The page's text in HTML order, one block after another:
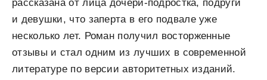
рассказана от лица дочери-подростка, подруги
и девушки, что заперта в его подвале уже
несколько лет. Роман получил восторженные
отзывы и стал одним из лучших в современной
литературе по версии авторитетных изданий.